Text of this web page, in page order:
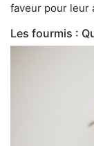
faveur pour leur
Les fourmis :